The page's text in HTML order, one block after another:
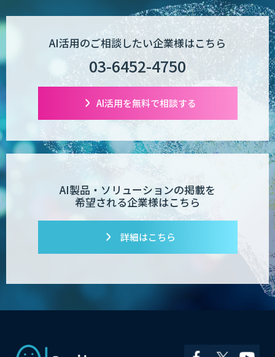
AI活用のご相談したい企業様はこちら
03-6452-4750
AI活用を無料で相談する
AI製品・ソリューションの掲載を
希望される企業様はこちら
詳細はこちら